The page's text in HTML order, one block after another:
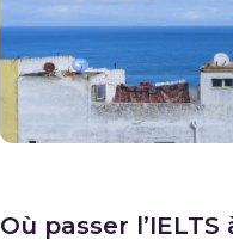
Où passer l’IELTS